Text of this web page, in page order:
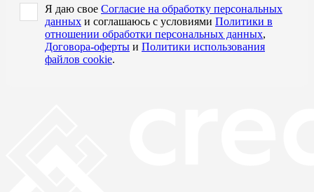
Я даю свое Согласие на обработку персональных
данных и соглашаюсь с условиями Политики в
отношении обработки персональных данных,
Договора-оферты и Политики использования
файлов cookie.